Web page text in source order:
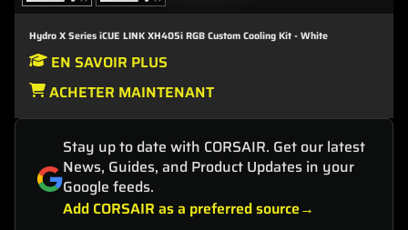
Hydro X Series iCUE LINK XH405i RGB Custom Cooling Kit - White
EN SAVOIR PLUS
ACHETER MAINTENANT
Stay up to date with CORSAIR. Get our latest
News, Guides, and Product Updates in your
Google feeds.
Add CORSAIR as a preferred source